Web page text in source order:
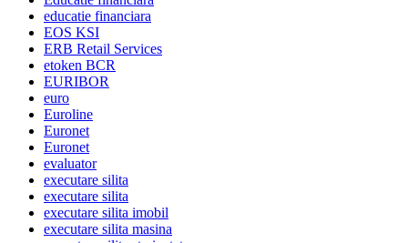
educatie financiara
EOS KSI
ERB Retail Services
etoken BCR
EURIBOR
euro
Euroline
Euronet
Euronet
evaluator
executare silita
executare silita
executare silita imobil
executare silita masina